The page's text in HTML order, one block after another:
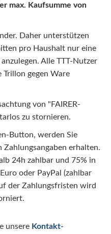
max. Kaufsumme von
Daher unterstützen
pro Haushalt nur eine
Alle TTT-Nutzer
Trillon gegen Ware
von "FAIRER-
zu stornieren.
Button, werden Sie
Zahlungsangaben erhalten.
24h zahlbar und 75% in
oder PayPal (zahlbar
der Zahlungsfristen wird
unsere Kontakt-